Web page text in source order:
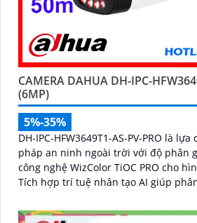
CAMERA DAHUA DH-IPC-
(6MP)
5%-35%
DH-IPC-HFW3649T1-AS-PV-PRO là
pháp an ninh ngoài trời với độ phân
công nghệ WizColor TiOC PRO cho
Tích hợp trí tuệ nhân tạo AI giúp
với khe thẻ nhớ lên đến 512GB